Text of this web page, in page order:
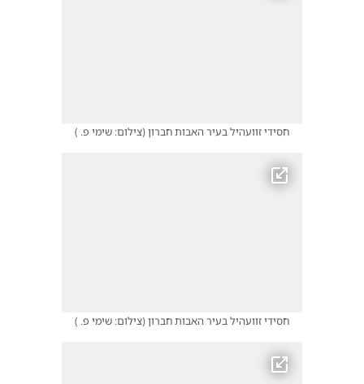
חסידי זוועהיל בעיר האבות חברון(צילום: שימי פ. )
חסידי זוועהיל בעיר האבות חברון(צילום: שימי פ. )